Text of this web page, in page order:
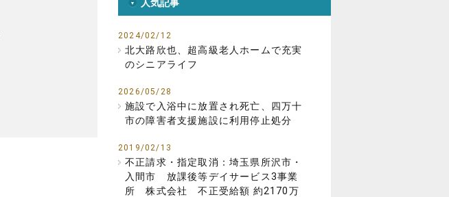
人気記事
2024/02/12
北大路欣也、超高級老人ホームで充実
のシニアライフ
2026/05/28
施設で入浴中に放置され死亡、四万十
市の障害者支援施設に利用停止処分
2019/02/13
不正請求・指定取消：埼玉県所沢市・
入間市 放課後等デイサービス3事業
所 株式会社 不正受給額 約2170万